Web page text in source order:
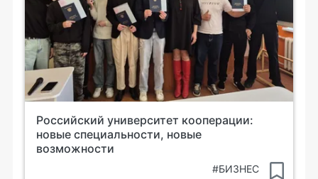
Российский университет кооперации:
новые специальности, новые
возможности
#БИЗНЕС